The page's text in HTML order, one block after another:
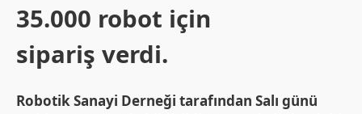
35.000 robot için
sipariş verdi.
Robotik Sanayi Derneği tarafından Salı günü